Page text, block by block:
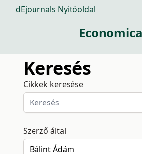
dEjournals Nyitóoldal
Economica
Keresés
Cikkek keresése
Szerző által